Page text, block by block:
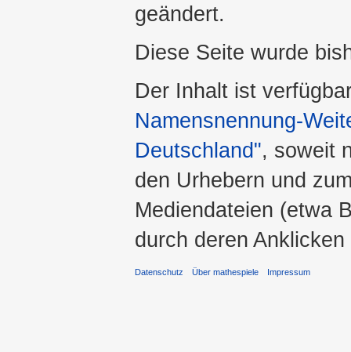
geändert.
Diese Seite wurde
Der Inhalt ist
Namensnennung-
Deutschland", soweit
den Urhebern und
Mediendateien (etwa
durch deren
Datenschutz Über mathespiele Impressum